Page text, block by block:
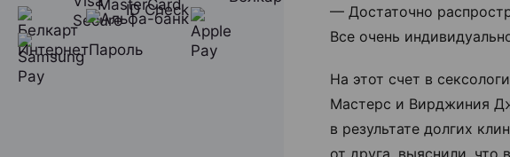
— Достаточно
Все очень
На этот счет в
Мастерс и Вирджиния
в результате долгих
от друга, выяснили, что